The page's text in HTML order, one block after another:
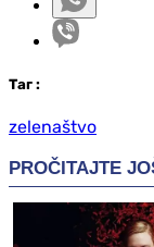
Таг :
zelenaštvo